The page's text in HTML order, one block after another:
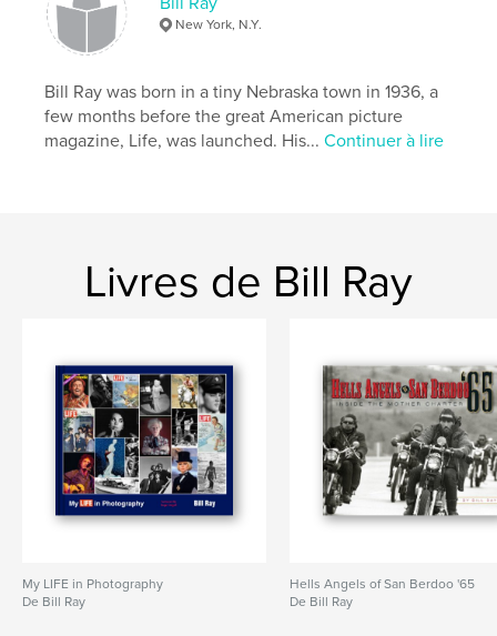
New York, N.Y.
Bill Ray was born in a tiny Nebraska town in 1936, a
few months before the great American picture
magazine, Life, was launched. His...Continuer à lire
Livres de Bill Ray
My LIFE in Photography
De Bill Ray
Hells Angels of San Berdoo '65
De Bill Ray